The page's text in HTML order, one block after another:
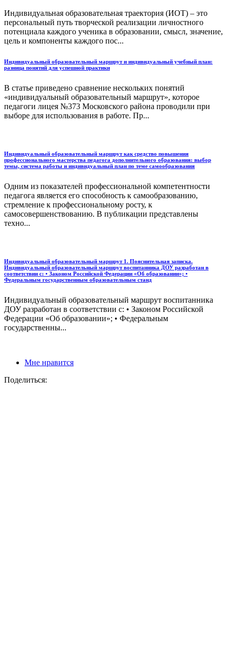
Индивидуальная образовательная траектория (ИОТ) – это
персональный путь творческой реализации личностного
потенциала каждого ученика в образовании, смысл, значение,
цель и компоненты каждого пос...
Индивидуальный образовательный маршрут и индивидуальный учебный план:
разница понятий для успешной практики
В статье приведено сравнение нескольких понятий
«индивидуальный образовательный маршрут», которое
педагоги лицея №373 Московского района проводили при
выборе для использования в работе. Пр...
Индивидуальный образовательный маршрут как средство повышения
профессионального мастерства педагога дополнительного образования: выбор
темы, система работы и индивидуальный план по теме самообразования
Одним из показателей профессиональной компетентности
педагога является его способность к самообразованию,
стремление к профессиональному росту, к
самосовершенствованию. В публикации представлены
техно...
Индивидуальный образовательный маршрут 1. Пояснительная записка.
Индивидуальный образовательный маршрут воспитанника ДОУ разработан в
соответствии с: • Законом Российской Федерации «Об образовании»; •
Федеральным государственным образовательным станд
Индивидуальный образовательный маршрут воспитанника
ДОУ разработан в соответствии с: • Законом Российской
Федерации «Об образовании»; • Федеральным
государственны...
Мне нравится
Поделиться: